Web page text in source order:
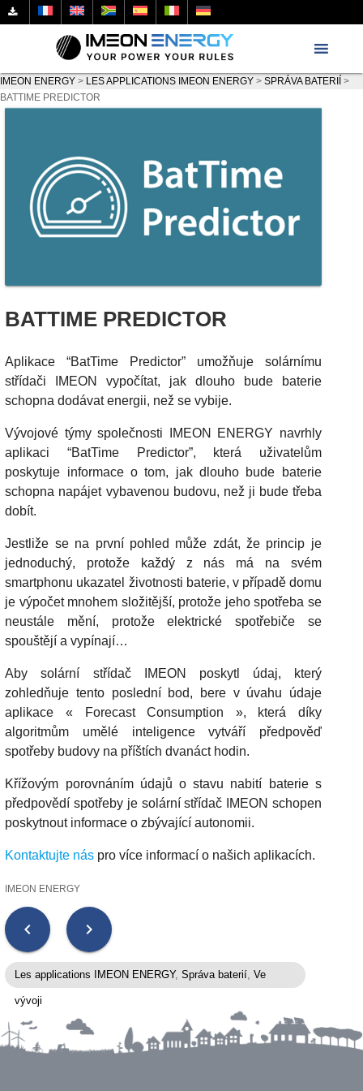
IMEON ENERGY > LES APPLICATIONS IMEON ENERGY > SPRÁVA BATERIÍ
>
BATTIME PREDICTOR
BATTIME PREDICTOR
Aplikace “BatTime Predictor” umožňuje solárnímu
střídači IMEON vypočítat, jak dlouho bude baterie
schopna dodávat energii, než se vybije.
Vývojové týmy společnosti IMEON ENERGY navrhly
aplikaci “BatTime Predictor”, která uživatelům
poskytuje informace o tom, jak dlouho bude baterie
schopna napájet vybavenou budovu, než ji bude třeba
dobít.
Jestliže se na první pohled může zdát, že princip je
jednoduchý, protože každý z nás má na svém
smartphonu ukazatel životnosti baterie, v případě domu
je výpočet mnohem složitější, protože jeho spotřeba se
neustále mění, protože elektrické spotřebiče se
spouštějí a vypínají…
Aby solární střídač IMEON poskytl údaj, který
zohledňuje tento poslední bod, bere v úvahu údaje
aplikace « Forecast Consumption », která díky
algoritmům umělé inteligence vytváří předpověď
spotřeby budovy na příštích dvanáct hodin.
Křížovým porovnáním údajů o stavu nabití baterie s
předpovědí spotřeby je solární střídač IMEON schopen
poskytnout informace o zbývající autonomii.
Kontaktujte nás pro více informací o našich aplikacích.
IMEON ENERGY
chevron_left chevron_right
Les applications IMEON ENERGY,Správa baterií ,Ve
vývoji